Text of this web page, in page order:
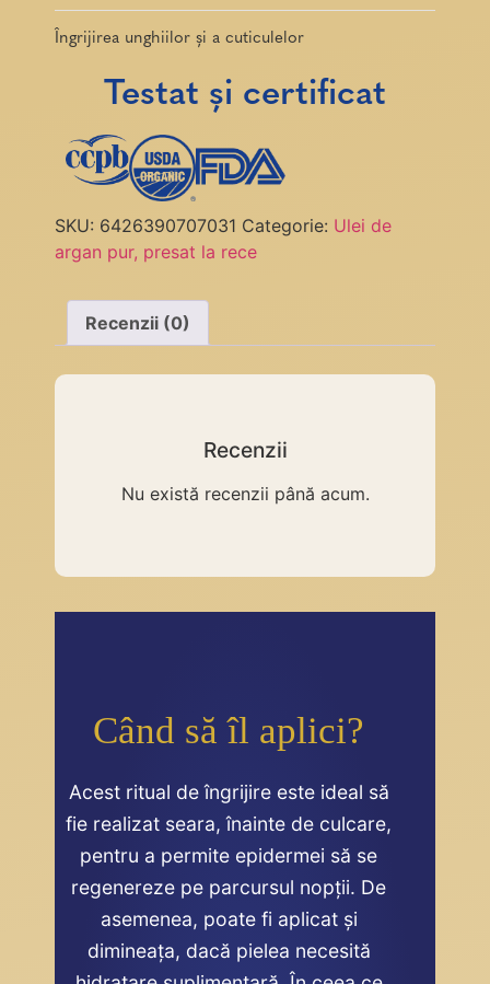
Îngrijirea unghiilor și a cuticulelor
Testat și certificat
SKU: 6426390707031 Categorie: Ulei de
argan pur, presat la rece
Recenzii (0)
Recenzii
Nu există recenzii până acum.
Când să îl aplici?
Acest ritual de îngrijire este ideal să
fie realizat seara, înainte de culcare,
pentru a permite epidermei să se
regenereze pe parcursul nopții. De
asemenea, poate fi aplicat și
dimineața, dacă pielea necesită